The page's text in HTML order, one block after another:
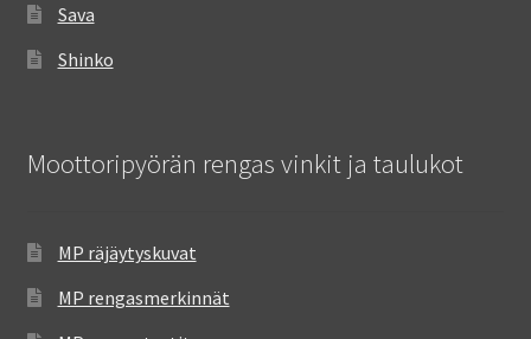
Sava
Shinko
Moottoripyörän rengas vinkit ja taulukot
MP räjäytyskuvat
MP rengasmerkinnät